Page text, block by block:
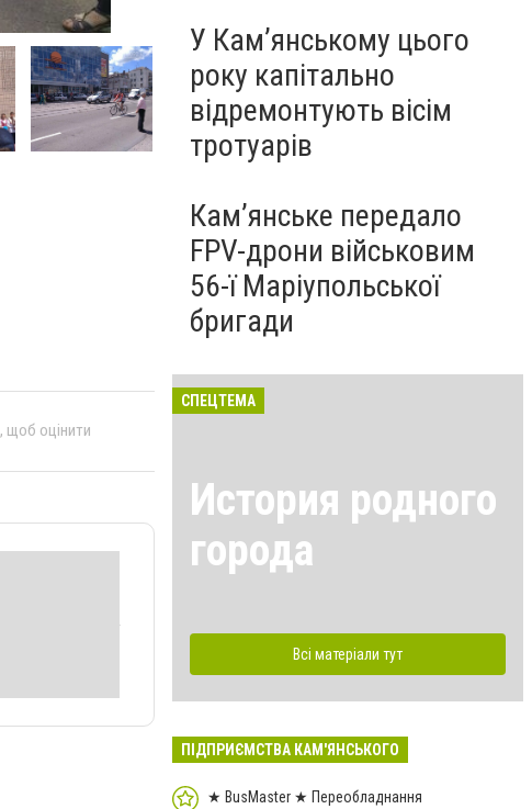
, щоб оцінити
У Кам’янському цього
року капітально
відремонтують вісім
тротуарів
Кам’янське передало
FPV-дрони військовим
56-ї Маріупольської
бригади
СПЕЦТЕМА
История родного
города
Всі матеріали тут
ПІДПРИЄМСТВА КАМ'ЯНСЬКОГО
★ BusMaster ★ Переобладнання